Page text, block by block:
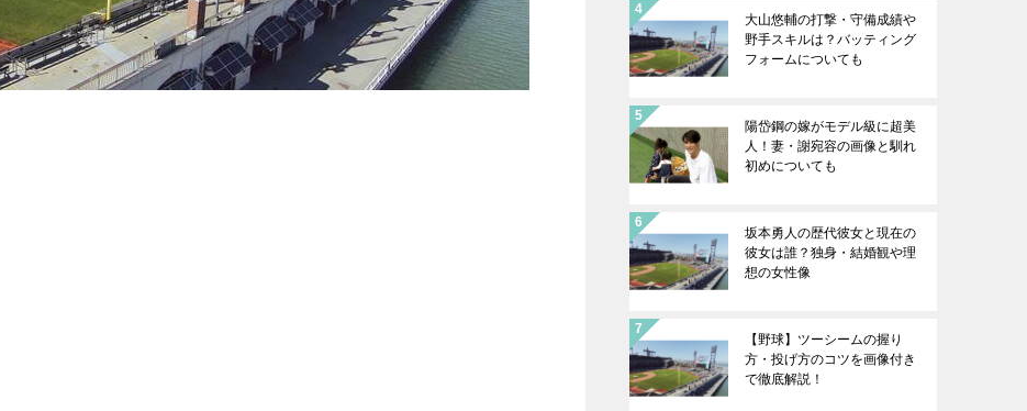
大山悠輔の打撃・守備成績や
野手スキルは？バッティング
フォームについても
陽岱鋼の嫁がモデル級に超美
人！妻・謝宛容の画像と馴れ
初めについても
坂本勇人の歴代彼女と現在の
彼女は誰？独身・結婚観や理
想の女性像
【野球】ツーシームの握り
方・投げ方のコツを画像付き
で徹底解説！